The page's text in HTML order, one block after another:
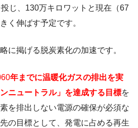
じ、130万キロワットと現在（67
く伸ばす予定です。
に掲げる脱炭素化の加速です。
年までに温暖化ガスの排出を実
ニュートラル」を達成する目標を
を排出しない電源の確保が必須な
の目標として、発電に占める再生